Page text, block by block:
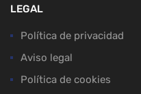
LEGAL
Política de privacidad
Aviso legal
Política de cookies